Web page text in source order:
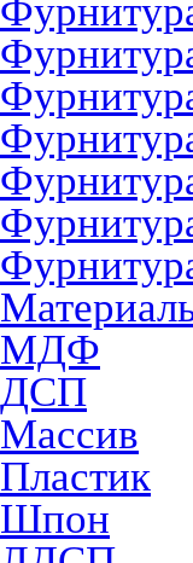
МДФ
ДСП
Массив
Пластик
Шпон